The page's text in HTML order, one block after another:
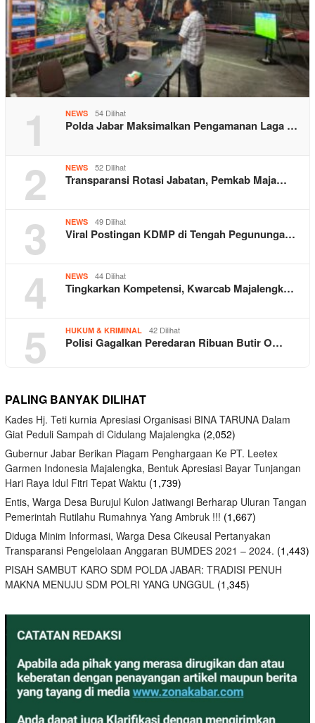
1 NEWS 54 Dilihat
Polda Jabar Maksimalkan Pengamanan Laga …
2 NEWS 52 Dilihat
Transparansi Rotasi Jabatan, Pemkab Maja…
3 NEWS 49 Dilihat
Viral Postingan KDMP di Tengah Pegununga…
4 NEWS 44 Dilihat
Tingkarkan Kompetensi, Kwarcab Majalengk…
5 HUKUM & KRIMINAL 42 Dilihat
Polisi Gagalkan Peredaran Ribuan Butir O…
PALING BANYAK DILIHAT
Kades Hj. Teti kurnia Apresiasi Organisasi BINA TARUNA Dalam
Giat Peduli Sampah di Cidulang Majalengka (2,052)
Gubernur Jabar Berikan Piagam Penghargaan Ke PT. Leetex
Garmen Indonesia Majalengka, Bentuk Apresiasi Bayar Tunjangan
Hari Raya Idul Fitri Tepat Waktu (1,739)
Entis, Warga Desa Burujul Kulon Jatiwangi Berharap Uluran Tangan
Pemerintah Rutilahu Rumahnya Yang Ambruk !!! (1,667)
Diduga Minim Informasi, Warga Desa Cikeusal Pertanyakan
Transparansi Pengelolaan Anggaran BUMDES 2021 – 2024. (1,443)
PISAH SAMBUT KARO SDM POLDA JABAR: TRADISI PENUH
MAKNA MENUJU SDM POLRI YANG UNGGUL (1,345)